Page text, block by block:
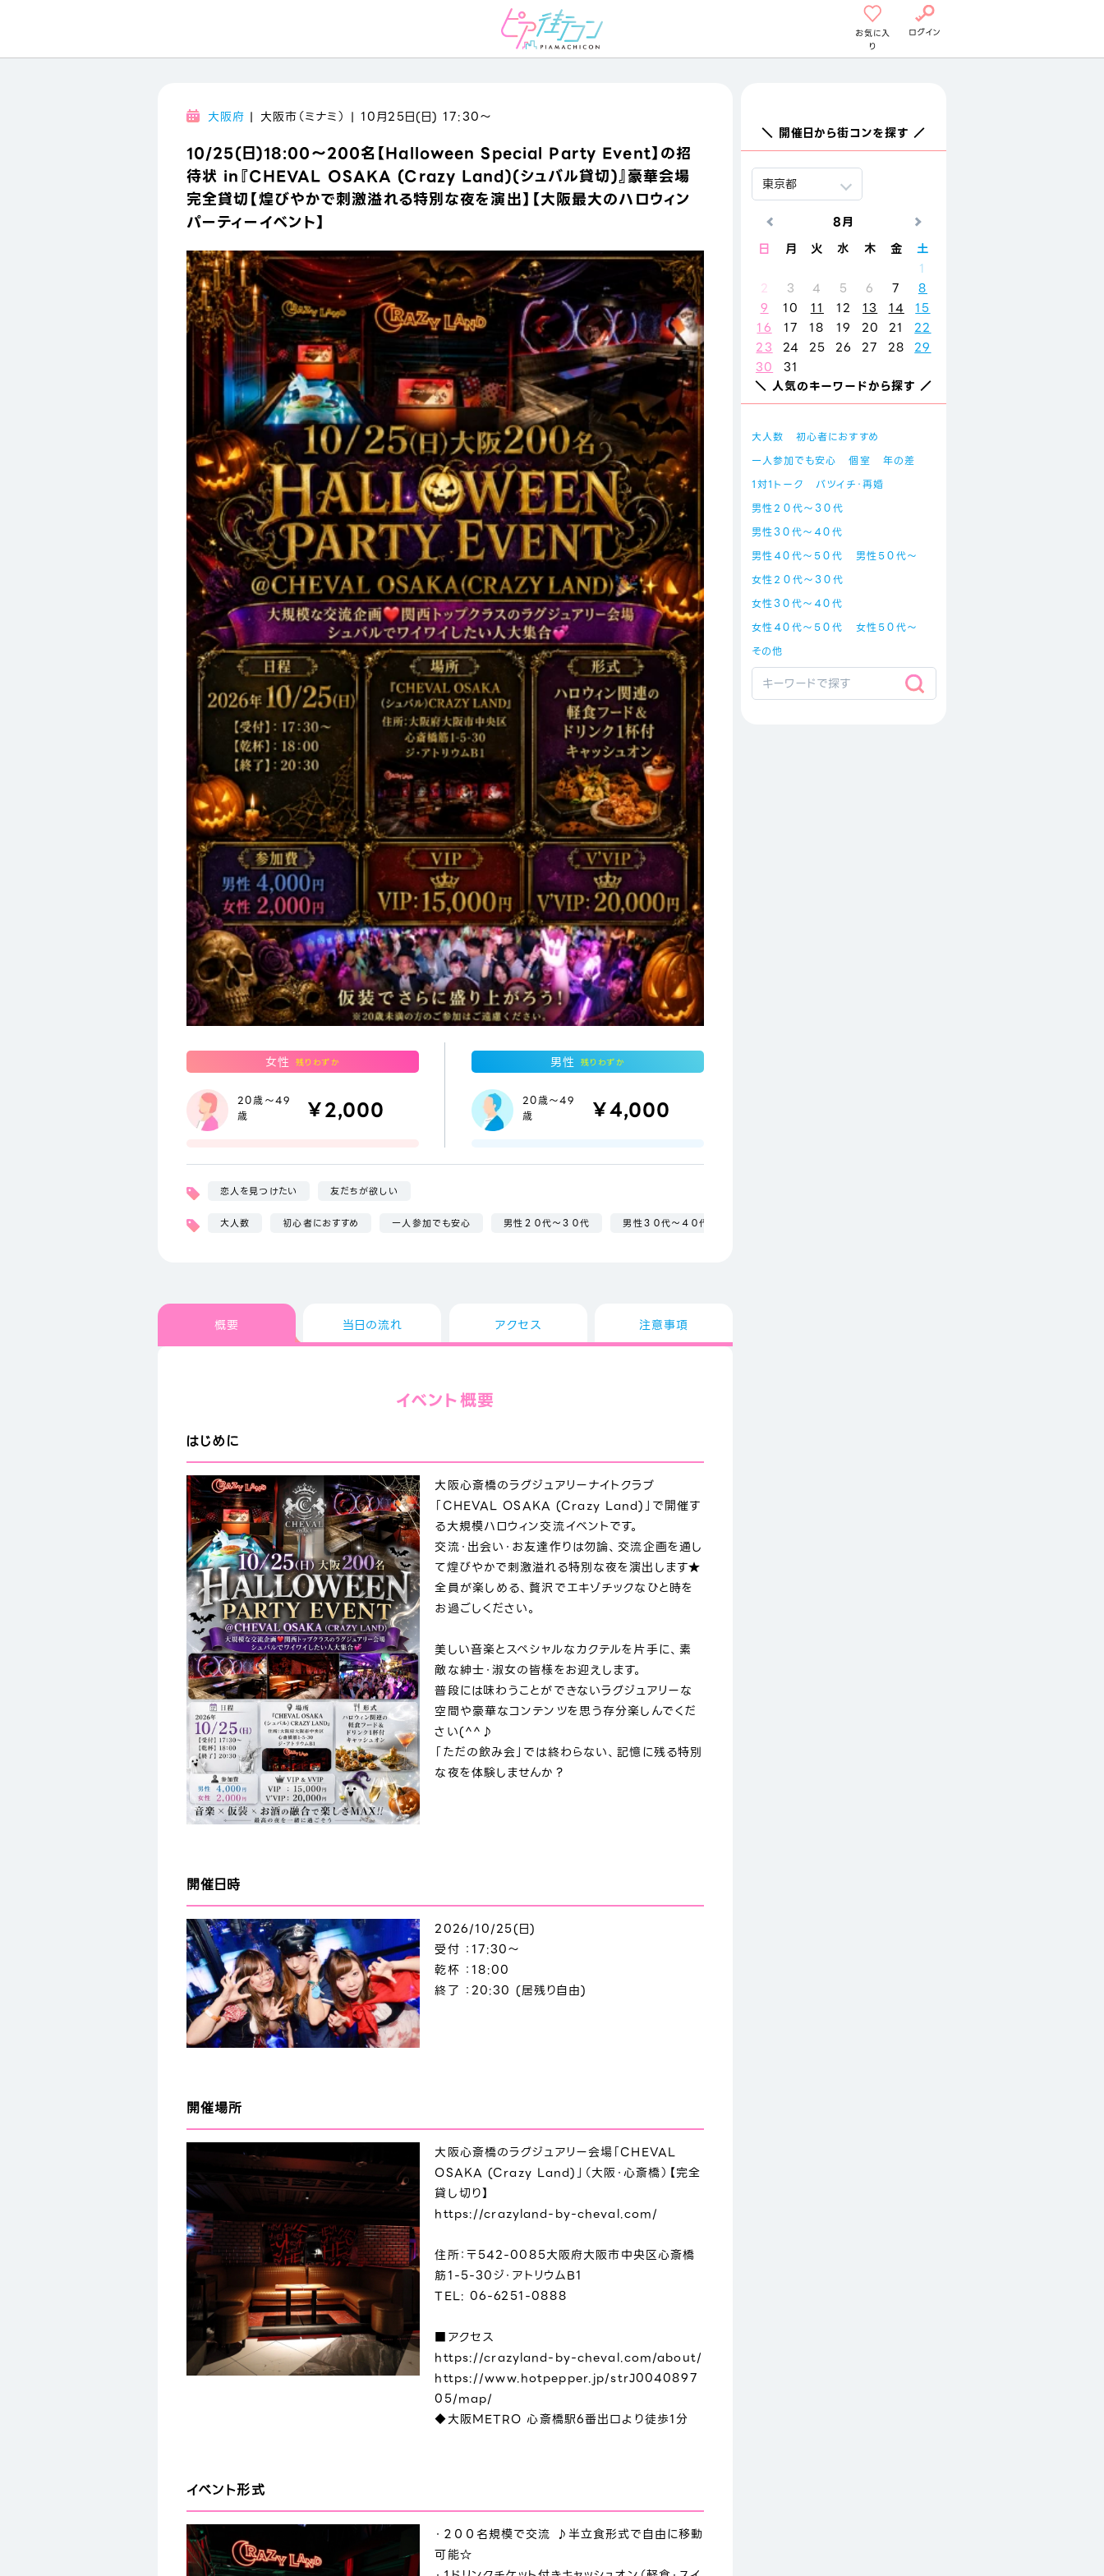
お気に入
り
ログイン
大阪府 | 大阪市（ミナミ） | 10月25日(日) 17:30〜
10/25(日)18:00～200名【Halloween Special Party Event】の招
待状 in『CHEVAL OSAKA (Crazy Land)(シュバル貸切)』豪華会場
完全貸切【煌びやかで刺激溢れる特別な夜を演出】【大阪最大のハロウィン
パーティーイベント】
女性 残りわずか
20歳～49
歳
￥2,000
男性 残りわずか
20歳～49
歳
￥4,000
恋人を見つけたい 友だちが欲しい
大人数 初心者におすすめ 一人参加でも安心 男性２０代～３０代 男性３０代～４０代
概要 当日の流れ アクセス 注意事項
イベント概要
はじめに
大阪心斎橋のラグジュアリーナイトクラブ
「CHEVAL OSAKA (Crazy Land)」で開催す
る大規模ハロウィン交流イベントです。
交流・出会い・お友達作りは勿論、交流企画を通し
て煌びやかで刺激溢れる特別な夜を演出します★
全員が楽しめる、贅沢でエキゾチックなひと時を
お過ごしください。
美しい音楽とスペシャルなカクテルを片手に、素
敵な紳士・淑女の皆様をお迎えします。
普段には味わうことができないラグジュアリーな
空間や豪華なコンテンツを思う存分楽しんでくだ
さい(^^♪
「ただの飲み会」では終わらない、記憶に残る特別
な夜を体験しませんか？
開催日時
2026/10/25(日)
受付 ：17:30～
乾杯 ：18:00
終了 ：20:30 (居残り自由)
開催場所
大阪心斎橋のラグジュアリー会場「CHEVAL
OSAKA (Crazy Land)」（大阪・心斎橋）【完全
貸し切り】
https://crazyland-by-cheval.com/
住所：〒542-0085大阪府大阪市中央区心斎橋
筋1-5-30ジ・アトリウムB1
TEL: 06-6251-0888
■アクセス
https://crazyland-by-cheval.com/about/
https://www.hotpepper.jp/strJ0040897
05/map/
◆大阪METRO 心斎橋駅6番出口より徒歩1分
イベント形式
・２００名規模で交流 ♪半立食形式で自由に移動
可能☆
＼ 開催日から街コンを探す ／
8月
日
月 火 水 木 金
土
1
2
3 4 5 6 7
8
9
10 11 12 13 14
15
16
17 18 19 20 21
22
23
24 25 26 27 28
29
30
31
＼ 人気のキーワードから探す ／
大人数
初心者におすすめ
一人参加でも安心
個室
年の差
1対1トーク
バツイチ・再婚
男性２０代～３０代
男性３０代～４０代
男性４０代～５０代
男性５０代～
女性２０代～３０代
女性３０代～４０代
女性４０代～５０代
女性５０代～
その他